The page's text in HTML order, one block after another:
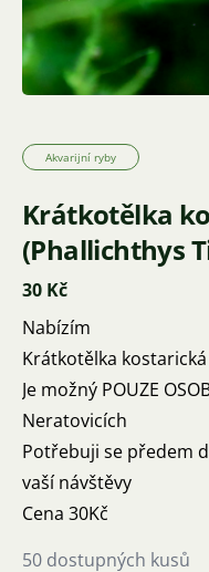
Akvarijní ryby
Krátkotělka
(Phallichthys
30 Kč
Nabízím
Krátkotělka
Je možný POUZE
Neratovicích
Potřebuji se předem
vaší návštěvy
Cena 30Kč
50 dostupných kusů